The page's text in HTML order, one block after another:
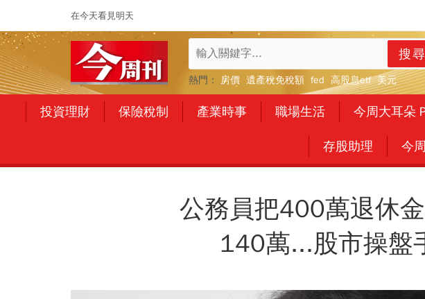
在今天看見明天
搜尋
熱門： 房價 遺產稅免稅額 fed 高股息etf 美元
投資理財 保險稅制 產業時事 職場生活 今周大耳朵
存股助理 今
公務員把400萬退休
140萬...股市操盤